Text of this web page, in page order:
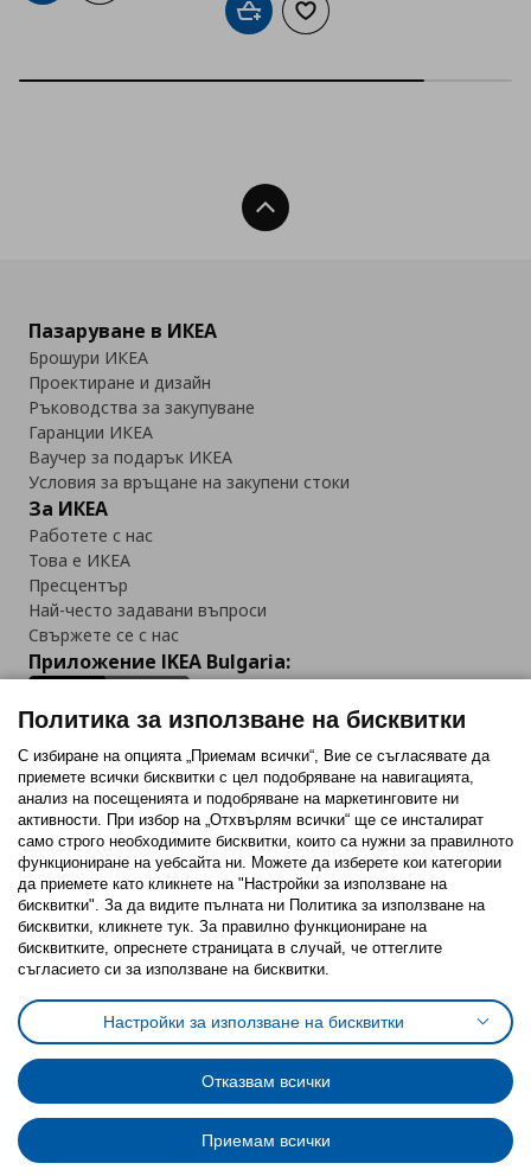
Добави в кошницата
Добави към списъка с
Нагоре
Пазаруване в ИКЕА
Брошури ИКЕА
Проектиране и дизайн
Ръководства за закупуване
Гаранции ИКЕА
Ваучер за подарък ИКЕА
Условия за връщане на закупени стоки
За ИКЕА
Работете с нас
Това е ИКЕА
Пресцентър
Най-често задавани въпроси
Свържете се с нас
Приложение IKEA Bulgaria:
Последвайте ни:
FacebookTwitterYoutubePinterestInstagram
Политика за използване на бисквитки (Cookies)
Избор на настройки за използване на бисквитки
Условия за ползване на ikea.bgОбща политика за личните данни
Политика за защита на личните данни на ikea.bg
Общи условия на програма IKEA Family
Политика за защита на лични данни на програма IKEA Family
© Inter-IKEA Systems B.V. 1999 - 2025
Политика за използване на бисквитки
С избиране на опцията „Приемам всички“, Вие се съгласявате да
приемете всички бисквитки с цел подобряване на навигацията,
анализ на посещенията и подобряване на маркетинговите ни
активности. При избор на „Отхвърлям всички“ ще се инсталират
само строго необходимитe бисквитки, които са нужни за правилното
функциониране на уебсайта ни. Можете да изберете кои категории
да приемете като кликнете на "Настройки за използване на
бисквитки". За да видите пълната ни Политика за използване на
бисквитки, кликнете тук. За правилно функциониране на
бисквитките, опреснете страницата в случай, че оттеглите
съгласието си за използване на бисквитки.
Настройки за използване на бисквитки
Отказвам всички
Приемам всички